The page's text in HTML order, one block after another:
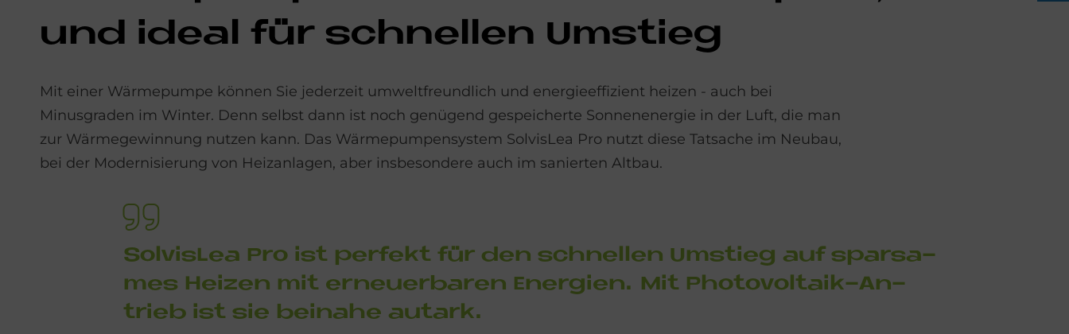
und ide­al für schnel­len Um­stieg
Mit einer Wärmepumpe können Sie jederzeit umweltfreundlich und energieeffizient heizen - auch bei
Minusgraden im Winter. Denn selbst dann ist noch genügend gespeicherte Sonnenenergie in der Luft, die man
zur Wärmegewinnung nutzen kann. Das Wärmepumpensystem SolvisLea Pro nutzt diese Tatsache im Neubau,
bei der Modernisierung von Heizanlagen, aber insbesondere auch im sanierten Altbau.
Sol­vis­Lea Pro ist per­fe­kt für den schnel­len Um­stieg auf spar­sa­
mes Hei­zen mit er­neu­er­ba­ren En­er­gi­en. Mit Pho­to­vol­ta­ik-An­
trieb ist sie bei­nahe aut­ark.